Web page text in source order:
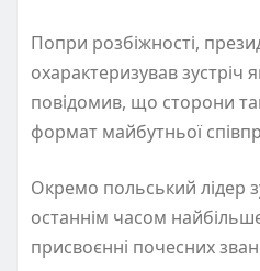
Попри розбіжності,
охарактеризував зустріч
повідомив, що сторони
формат майбутньої
Окремо польський лідер
останнім часом
присвоєнні почесних